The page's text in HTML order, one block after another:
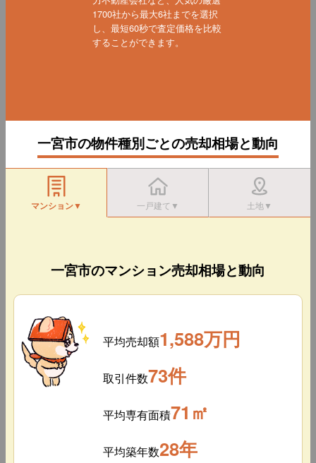
1700社から最大6社までを選択
し、最短60秒で査定価格を比較
することができます。
一宮市の物件種別ごとの売却相場と動向
マンション▼ 一戸建て▼ 土地▼
一宮市のマンション売却相場と動向
平均売却額1,588万円
取引件数73件
平均専有面積71㎡
平均築年数28年